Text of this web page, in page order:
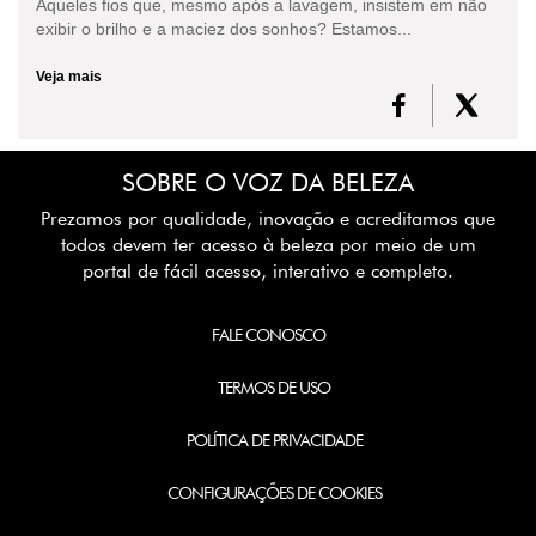
Aqueles fios que, mesmo após a lavagem, insistem em não
exibir o brilho e a maciez dos sonhos? Estamos...
Veja mais
SOBRE O VOZ DA BELEZA
Prezamos por qualidade, inovação e acreditamos que
todos devem ter acesso à beleza por meio de um
portal de fácil acesso, interativo e completo.
FALE CONOSCO
TERMOS DE USO
POLÍTICA DE PRIVACIDADE
CONFIGURAÇÕES DE COOKIES